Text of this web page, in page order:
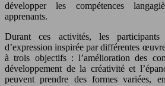
développer les compétences
apprenants.
Durant ces activités, les participants
d’expression inspirée par différentes
à trois objectifs : l’amélioration des
développement de la créativité et
peuvent prendre des formes variées,